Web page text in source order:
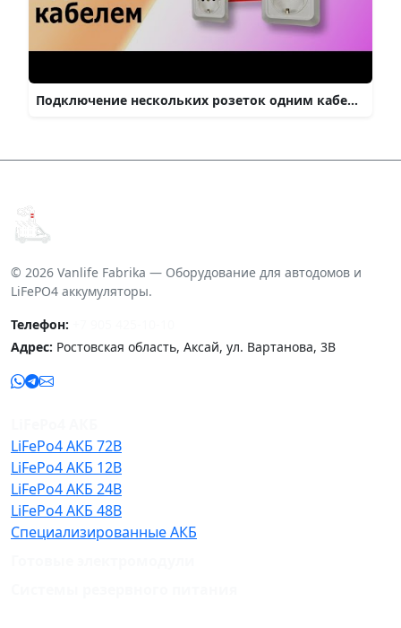
Подключение нескольких розеток одним кабелем без коробки. Как соединить розетки, стоящие рядом.
© 2026 Vanlife Fabrika — Оборудование для автодомов и
LiFePO4 аккумуляторы.
Телефон:
Адрес: Ростовская область, Аксай, ул. Вартанова, 3В
LiFePo4 АКБ 72В
LiFePo4 АКБ 12В
LiFePo4 АКБ 24В
LiFePo4 АКБ 48В
Специализированные АКБ